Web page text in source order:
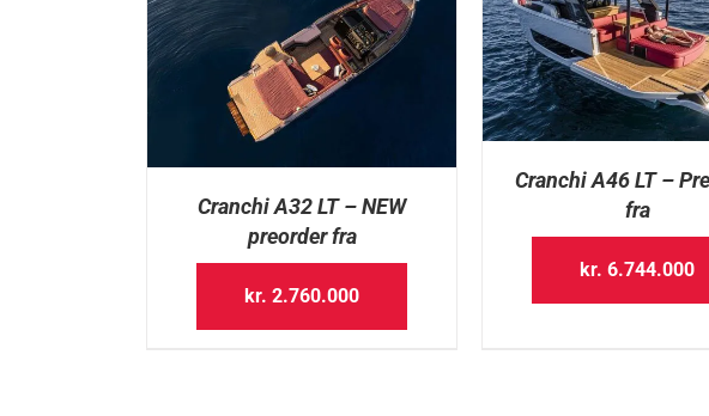
Cranchi A32 LT – NEW
preorder fra
kr. 2.760.000
Cranchi A46 LT –
fra
kr. 6.744.000